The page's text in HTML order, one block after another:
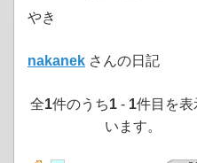
やき
nakanek さんの日記
全1件のうち1 - 1件目を表
います。